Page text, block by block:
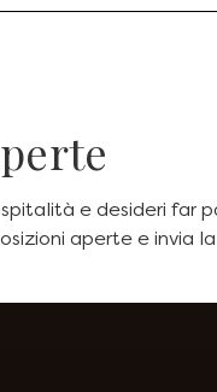
e desideri far
aperte e invia